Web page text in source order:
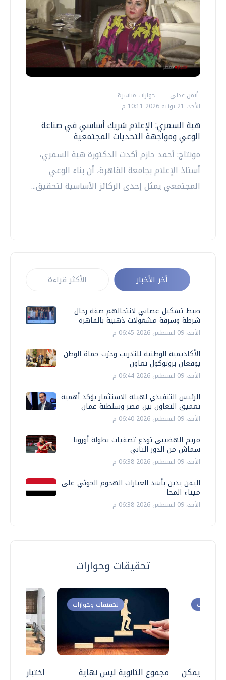
أيمن عدلي
حوارات مباشرة
الأحد، 21 يونيه 2026 10:11 م
هبة السمري: الإعلام شريك أساسي في صناعة
الوعي ومواجهة التحديات المجتمعية
مونتاج: أحمد حازم أكدت الدكتورة هبة السمري،
أستاذ الإعلام بجامعة القاهرة، أن بناء الوعي
المجتمعي يمثل إحدى الركائز الأساسية لتحقيق...
أخر الأخبار الأكثر قراءة
ضبط تشكيل عصابي لانتحالهم صفة رجال
شرطة وسرقة مشغولات ذهبية بالقاهرة
الأحد، 09 اغسطس 2026 06:45 م
الأكاديمية الوطنية للتدريب وحزب حماة الوطن
يوقعان بروتوكول تعاون
الأحد، 09 اغسطس 2026 06:44 م
الرئيس التنفيذي لهيئة الاستثمار يؤكد أهمية
تعميق التعاون بين مصر وسلطنة عمان
الأحد، 09 اغسطس 2026 06:40 م
مريم الهضيبى تودع تصفيات بطولة أوروبا
سماش من الدور الثاني
الأحد، 09 اغسطس 2026 06:38 م
اليمن يدين بأشد العبارات الهجوم الحوثي على
ميناء المخا
الأحد، 09 اغسطس 2026 06:38 م
تحقيقات وحوارات
اختبارات
تحقيقات وحوارات
مجموع الثانوية ليس نهاية
وحوارات
.. هل يمكن